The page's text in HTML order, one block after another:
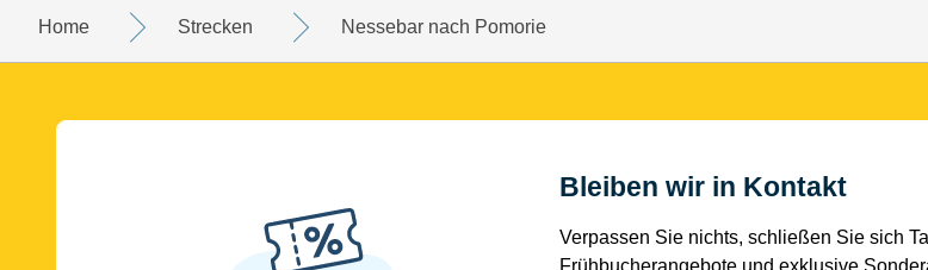
Home Strecken Nessebar nach Pomorie
Bleiben wir in Kontakt
Verpassen Sie nichts, schließen Sie sich
Frühbucherangebote und exklusive